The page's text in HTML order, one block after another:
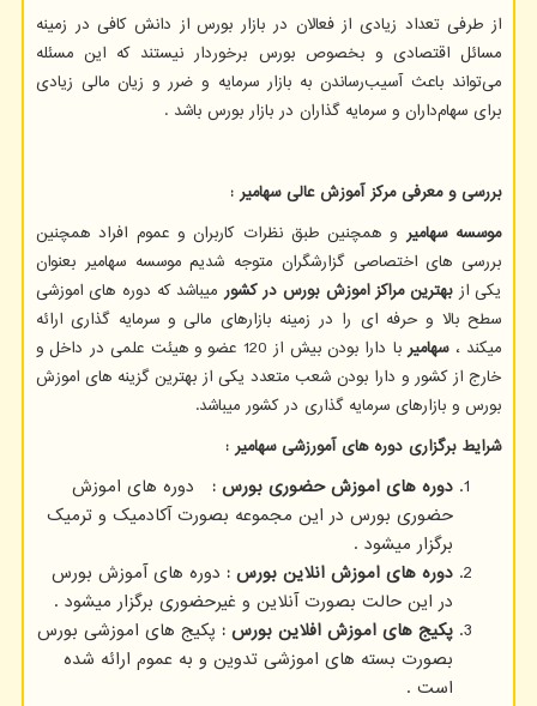
از طرفی تعداد زیادی از فعالان در بازار بورس از دانش کافی در زمینه
مسائل اقتصادی و بخصوص بورس برخوردار نیستند که این مسئله
می‌تواند باعث آسیب‌رساندن به بازار سرمایه و ضرر و زیان مالی زیادی
برای سهام‌داران و سرمایه گذاران در بازار بورس باشد .
بررسی و معرفی مرکز آموزش عالی سهامیر :
موسسه سهامیرو همچنین طبق نظرات کاربران و عموم افراد همچنین
بررسی های اختصاصی گزارشگران متوجه شدیم موسسه سهامیر بعنوان
یکی ازبهترین مراکز اموزش بورس در کشورمیباشد که دوره های اموزشی
سطح بالا و حرفه ای را در زمینه بازارهای مالی و سرمایه گذاری ارائه
میکند ،سهامیر
با دارا بودن بیش از 120 عضو و هیئت علمی در داخل و
خارج از کشور و دارا بودن شعب متعدد یکی از بهترین گزینه های اموزش
بورس و بازارهای سرمایه گذاری در کشور میباشد.
شرایط برگزاری دوره های آمورزشی سهامیر :
دوره های اموزش حضوری بورس : دوره های اموزش
حضوری بورس در این مجموعه بصورت آکادمیک و ترمیک
برگزار میشود .
دوره های اموزش انلاین بورس : دوره های آموزش بورس
در این حالت بصورت آنلاین و غیرحضوری برگزار میشود .
پکیج های اموزش افلاین بورس : پکیج های اموزشی بورس
بصورت بسته های اموزشی تدوین و به عموم ارائه شده
است .